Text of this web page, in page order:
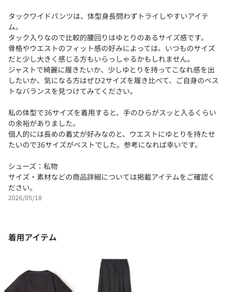
タックワイドパンツは、体型身長問わずトライしやすいアイテ
ム。
タック入りなので比較的腰回りはゆとりのあるサイズ感です。
骨格やウエストのフィット感の好みによっては、いつものサイズ
だと少し大きく感じる方もいらっしゃるかもしれません。
ジャストで綺麗に履きたいか、少しゆとりを持ってこなれ感を出
したいか、気になる方はぜひ2サイズを履き比べて、ご自身のベス
トなバランスを見つけてみてください。
私の体型で36サイズを着用すると、手のひらがスッと入るくらい
の余裕がありました。
個人的には長めの着丈が好みなのと、ウエストにゆとりを持たせ
たいので36サイズがベストでした。参考になれば幸いです。
シューズ：私物
サイズ・素材などの商品詳細については掲載アイテムをご確認く
ださい。
2026/05/18
着用アイテム